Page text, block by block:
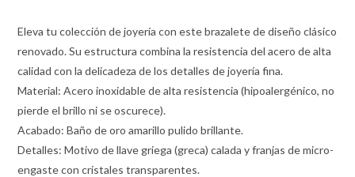
Eleva tu colección de joyería con este brazalete de diseño clásico
renovado. Su estructura combina la resistencia del acero de alta
calidad con la delicadeza de los detalles de joyería fina.
Material: Acero inoxidable de alta resistencia (hipoalergénico, no
pierde el brillo ni se oscurece).
Acabado: Baño de oro amarillo pulido brillante.
Detalles: Motivo de llave griega (greca) calada y franjas de micro-
engaste con cristales transparentes.